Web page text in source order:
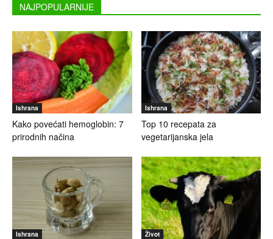
NAJPOPULARNIJE
Ishrana
Kako povećati hemoglobin: 7
prirodnih načina
Ishrana
Top 10 recepata za
vegetarijanska jela
Ishrana Život